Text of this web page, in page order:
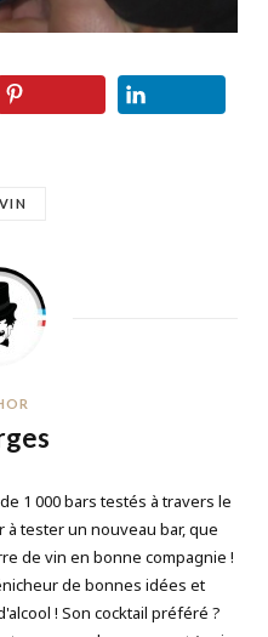
1 000 bars testés à travers le
tester un nouveau bar, que
de vin en bonne compagnie !
de bonnes idées et
! Son cocktail préféré ?